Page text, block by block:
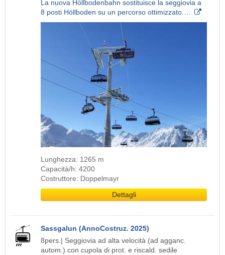
La nuova Höllbodenbahn sostituisce la seggiovia a
8 posti Höllboden su un percorso ottimizzato.…
Lunghezza: 1265 m
Capacità/h: 4200
Costruttore: Doppelmayr
Dettagli
Sassgalun (AnnoCostruz. 2025)
8pers.| Seggiovia ad alta velocità (ad agganc.
autom.) con cupola di prot. e riscald. sedile